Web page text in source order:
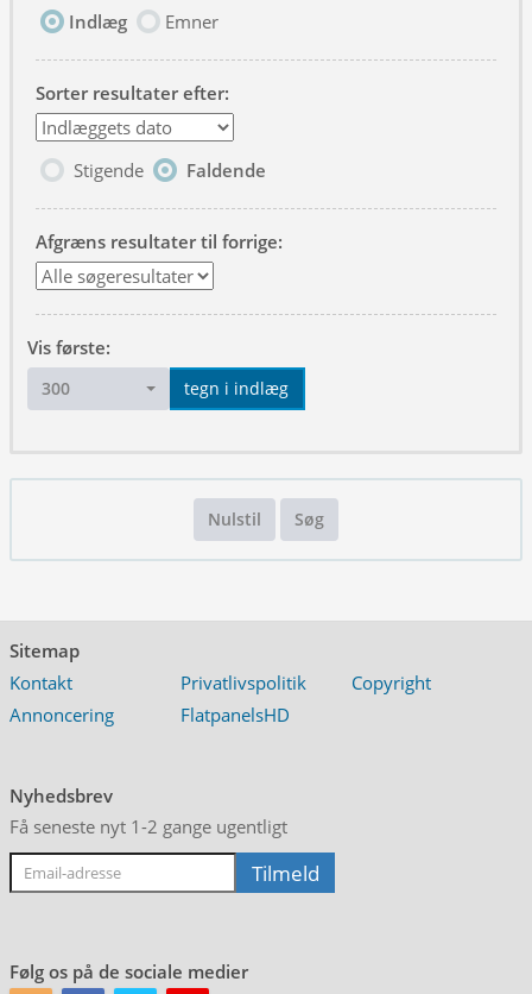
Indlæg
Emner
Sorter resultater efter:
Stigende Faldende
Afgræns resultater til forrige:
Vis første:
300 tegn i indlæg
Nulstil Søg
Sitemap
Kontakt
Privatlivspolitik
Copyright
Annoncering
FlatpanelsHD
Nyhedsbrev
Få seneste nyt 1-2 gange ugentligt
Følg os på de sociale medier